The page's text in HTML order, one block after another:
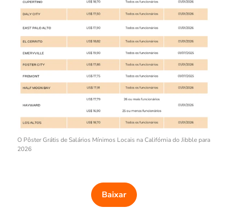
O Pôster Grátis de Salários Mínimos Locais na Califórnia do Jibble para
2026
Baixar